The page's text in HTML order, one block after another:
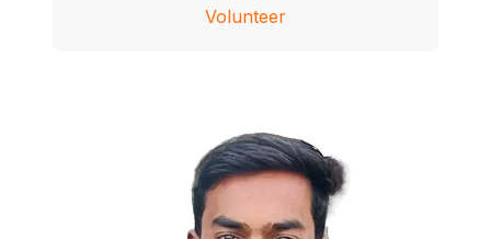
Volunteer